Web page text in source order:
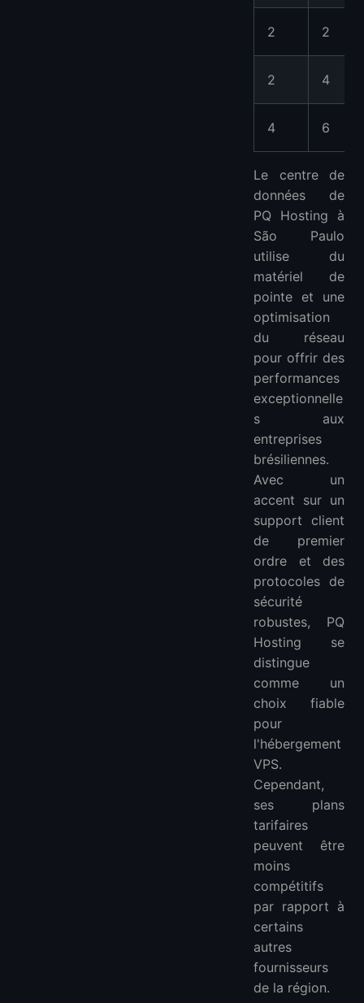
2 2
2 4
4 6
Le centre de
données de
PQ Hosting à
São Paulo
utilise du
matériel de
pointe et une
optimisation
du réseau
pour offrir des
performances
exceptionnelle
s aux
entreprises
brésiliennes.
Avec un
accent sur un
support client
de premier
ordre et des
protocoles de
sécurité
robustes, PQ
Hosting se
distingue
comme un
choix fiable
pour
l'hébergement
VPS.
Cependant,
ses plans
tarifaires
peuvent être
moins
compétitifs
par rapport à
certains
autres
fournisseurs
de la région.